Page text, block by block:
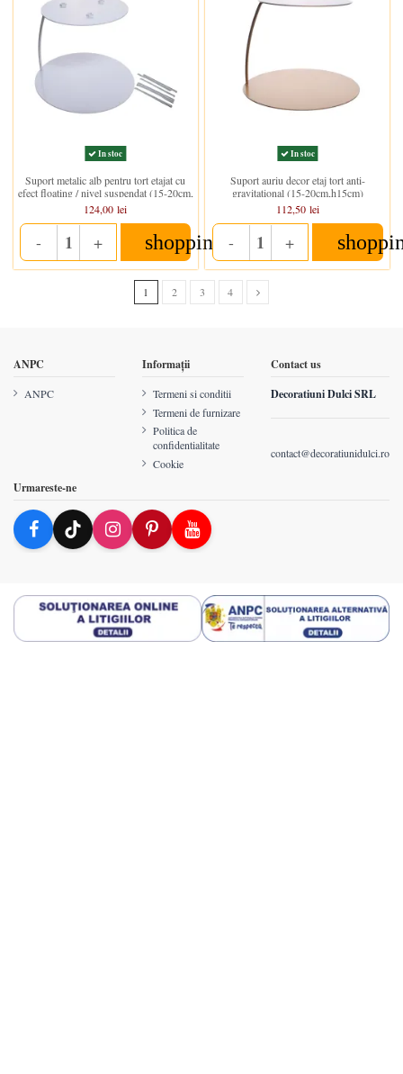
In stoc
Suport metalic alb pentru tort etajat cu
efect floating / nivel suspendat (15-20cm,
h15)
124,00 lei
- Quantity
+ shopping_cart
In stoc
Suport auriu decor etaj tort anti-
gravitational (15-20cm,h15cm)
112,50 lei
- Quantity
+
1 2 3 4
ANPC
ANPC
Informații
Termeni si conditii
Termeni de furnizare
Politica de
confidentialitate
Cookie
Contact us
Decoratiuni Dulci SRL
contact@decoratiunidulci.ro
Urmareste-ne